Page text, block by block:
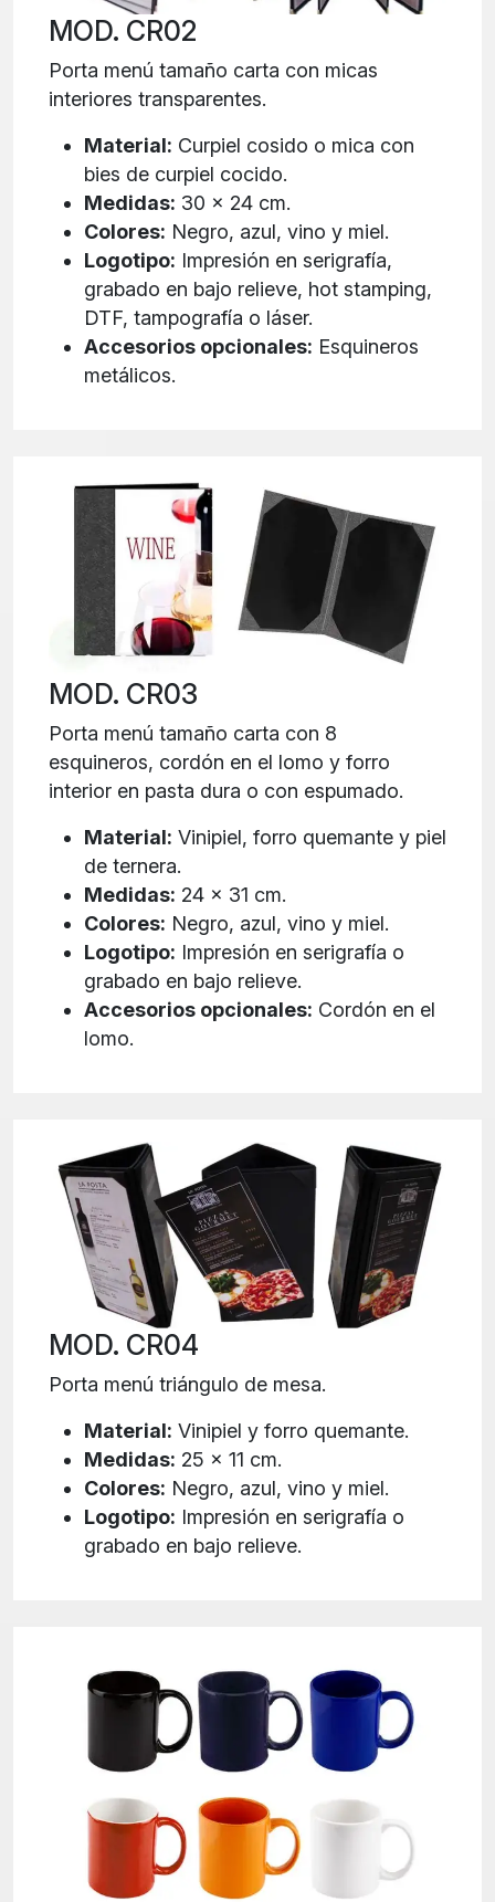
MOD. CR02
Porta menú tamaño carta con micas
interiores transparentes.
Material: Curpiel cosido o mica con
bies de curpiel cocido.
Medidas: 30 x 24 cm.
Colores: Negro, azul, vino y miel.
Logotipo: Impresión en serigrafía,
grabado en bajo relieve, hot stamping,
DTF, tampografía o láser.
Accesorios opcionales: Esquineros
metálicos.
MOD. CR03
Porta menú tamaño carta con 8
esquineros, cordón en el lomo y forro
interior en pasta dura o con espumado.
Material: Vinipiel, forro quemante y piel
de ternera.
Medidas: 24 x 31 cm.
Colores: Negro, azul, vino y miel.
Logotipo: Impresión en serigrafía o
grabado en bajo relieve.
Accesorios opcionales: Cordón en el
lomo.
MOD. CR04
Porta menú triángulo de mesa.
Material: Vinipiel y forro quemante.
Medidas: 25 x 11 cm.
Colores: Negro, azul, vino y miel.
Logotipo: Impresión en serigrafía o
grabado en bajo relieve.